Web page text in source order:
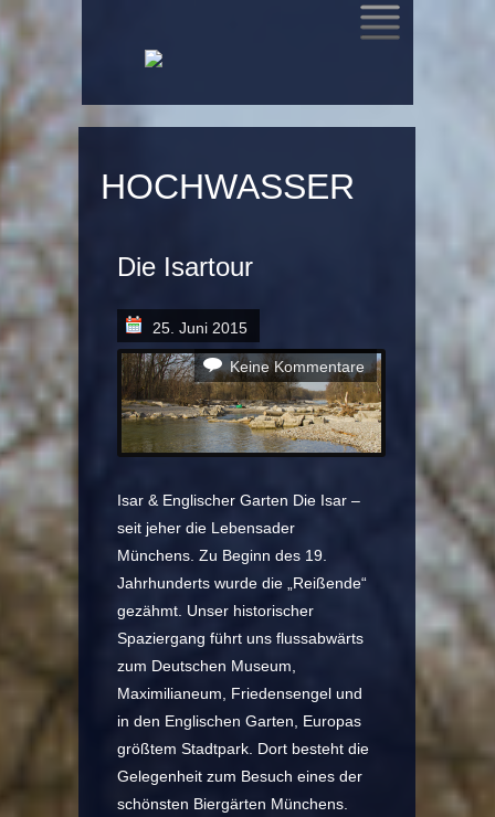
TO
HOCHWASSER
Die Isartour
25. Juni 2015
Keine Kommentare
Isar & Englischer Garten Die Isar –
seit jeher die Lebensader
Münchens. Zu Beginn des 19.
Jahrhunderts wurde die „Reißende“
gezähmt. Unser historischer
Spaziergang führt uns flussabwärts
zum Deutschen Museum,
Maximilianeum, Friedensengel und
in den Englischen Garten, Europas
größtem Stadtpark. Dort besteht die
Gelegenheit zum Besuch eines der
schönsten Biergärten Münchens.